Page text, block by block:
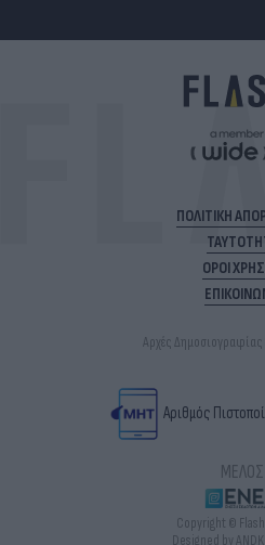
ΠΟΛΙΤΙΚΗ
ΟΡΟΙ
Αρχές Δημοσιογραφίας
Αριθμός
ΜΕΛΟΣ
Copyright ©
Designed by